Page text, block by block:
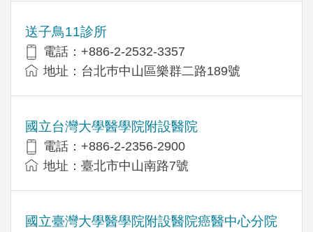
送子鳥11診所
電話：+886-2-2532-3357
地址：台北巿中山區樂群二路189號
國立台灣大學醫學院附設醫院
電話：+886-2-2356-2900
地址：臺北市中山南路7號
國立臺灣大學醫學院附設醫院癌醫中心分院